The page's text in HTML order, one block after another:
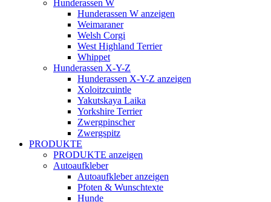
Hunderassen W
Hunderassen W anzeigen
Weimaraner
Welsh Corgi
West Highland Terrier
Whippet
Hunderassen X-Y-Z
Hunderassen X-Y-Z anzeigen
Xoloitzcuintle
Yakutskaya Laika
Yorkshire Terrier
Zwergpinscher
Zwergspitz
PRODUKTE
PRODUKTE anzeigen
Autoaufkleber
Autoaufkleber anzeigen
Pfoten & Wunschtexte
Hunde